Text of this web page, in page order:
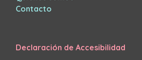
Contacto
Declaración de Accesibilidad